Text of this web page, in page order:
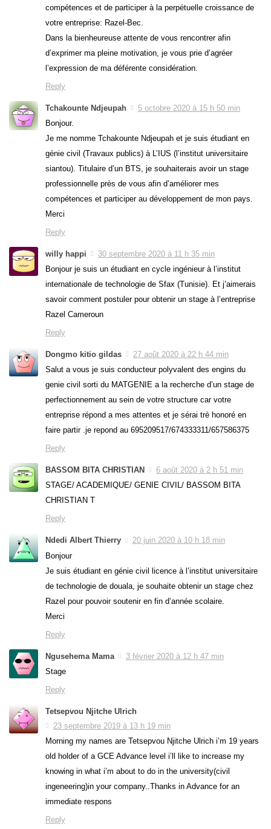
compétences et de participer à la perpétuelle croissance de
votre entreprise: Razel-Bec.
Dans la bienheureuse attente de vous rencontrer afin
d’exprimer ma pleine motivation, je vous prie d’agréer
l’expression de ma déférente considération.
Reply
Tchakounte Ndjeupah
5 octobre 2020 à 15 h 50 min
Bonjour.
Je me nomme Tchakounte Ndjeupah et je suis étudiant en
génie civil (Travaux publics) à L’IUS (l’institut universitaire
siantou). Titulaire d’un BTS, je souhaiterais avoir un stage
professionnelle près de vous afin d’améliorer mes
compétences et participer au développement de mon pays.
Merci
Reply
willy happi
30 septembre 2020 à 11 h 35 min
Bonjour je suis un étudiant en cycle ingénieur à l’institut
internationale de technologie de Sfax (Tunisie). Et j’aimerais
savoir comment postuler pour obtenir un stage à l’entreprise
Razel Cameroun
Reply
Dongmo kitio gildas
27 août 2020 à 22 h 44 min
Salut a vous je suis conducteur polyvalent des engins du
genie civil sorti du MATGENIE a la recherche d’un stage de
perfectionnement au sein de votre structure car votre
entreprise répond a mes attentes et je sérai trè honoré en
faire partir .je repond au 695209517/674333311/657586375
Reply
BASSOM BITA CHRISTIAN
6 août 2020 à 2 h 51 min
STAGE/ ACADEMIQUE/ GENIE CIVIL/ BASSOM BITA
CHRISTIAN T
Reply
Ndedi Albert Thierry
20 juin 2020 à 10 h 18 min
Bonjour
Je suis étudiant en génie civil licence à l’institut universitaire
de technologie de douala, je souhaite obtenir un stage chez
Razel pour pouvoir soutenir en fin d’année scolaire.
Merci
Reply
Ngusehema Mama
3 février 2020 à 12 h 47 min
Stage
Reply
Tetsepvou Njitche Ulrich
23 septembre 2019 à 13 h 19 min
Morning my names are Tetsepvou Njitche Ulrich i’m 19 years
old holder of a GCE Advance level i’ll like to increase my
knowing in what i’m about to do in the university(civil
ingeneering)in your company..Thanks in Advance for an
immediate respons
Reply